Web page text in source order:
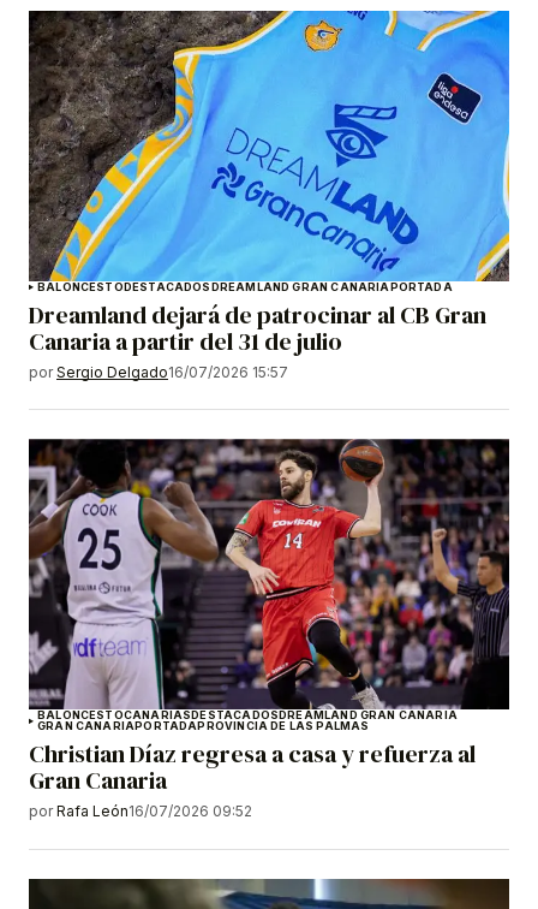
BALONCESTODESTACADOSDREAMLAND GRAN CANARIAPORTADA
Dreamland dejará de patrocinar al CB Gran
Canaria a partir del 31 de julio
por Sergio Delgado16/07/2026 15:57
BALONCESTOCANARIASDESTACADOSDREAMLAND GRAN CANARIA
GRAN CANARIAPORTADAPROVINCIA DE LAS PALMAS
Christian Díaz regresa a casa y refuerza al
Gran Canaria
por Rafa León16/07/2026 09:52